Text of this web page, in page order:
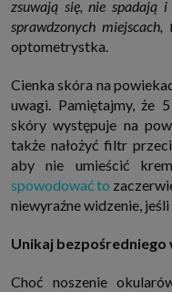
przetwarzania już
2. Masz również prawo
sprostowania, usunięcia
jest Prezes Urzędu
znajdziesz dodatkowe
Twoich uprawnień.
zsuwają się, nie spadają
sprawdzonych
optometrystka.
Cienka skóra na
uwagi. Pamiętajmy, że
skóry występuje na
także nałożyć filtr
aby nie umieścić
spowodować to
niewyraźne widzenie,
Unikaj bezpośredniego
Choć noszenie